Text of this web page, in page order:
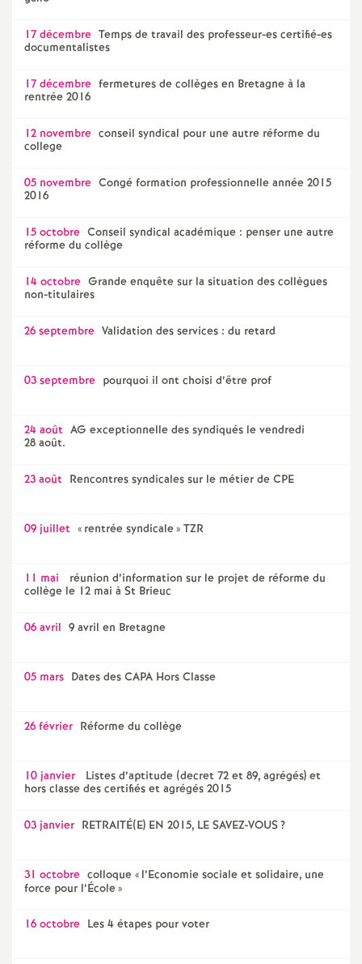
17 décembre Temps de travail des professeur-es certifié-es
documentalistes
17 décembre fermetures de collèges en Bretagne à la
rentrée 2016
12 novembre conseil syndical pour une autre réforme du
college
05 novembre Congé formation professionnelle année 2015
2016
15 octobre Conseil syndical académique : penser une autre
réforme du collège
14 octobre Grande enquête sur la situation des collègues
non-titulaires
26 septembre Validation des services : du retard
03 septembre pourquoi il ont choisi d’être prof
24 août AG exceptionnelle des syndiqués le vendredi
28 août.
23 août Rencontres syndicales sur le métier de CPE
09 juillet « rentrée syndicale» TZR
11 mai
réunion d’information sur le projet de réforme du
collège le 12 mai à St Brieuc
06 avril 9 avril en Bretagne
05 mars Dates des CAPA Hors Classe
26 février Réforme du collège
10 janvier
Listes d’aptitude (decret 72 et 89, agrégés) et
hors classe des certifiés et agrégés 2015
03 janvier RETRAITÉ(E) EN 2015, LE SAVEZ-VOUS?
31 octobre colloque « l’Economie sociale et solidaire, une
force pour l’École»
16 octobre Les 4 étapes pour voter